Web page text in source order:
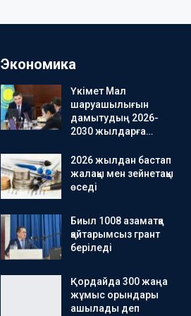
Экономика
Үкімет Мал
шаруашылығын
дамытудың 2026-
2030 жылдарға…
2026 жылдан бастап
жалақы мен зейнетақы
өседі
Биыл 1008 азаматқа
қайтарымсыз грант
беріледі
Қордайда 300 жаңа
жұмыс орындары
ашылады деп